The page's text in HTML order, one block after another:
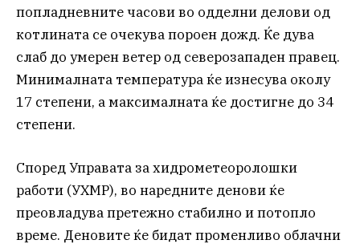
попладневните часови во одделни делови од
котлината се очекува пороен дожд. Ќе дува
слаб до умерен ветер од северозападен правец.
Минималната температура ќе изнесува околу
17 степени, а максималната ќе достигне до 34
степени.
Според Управата за хидрометеоролошки
работи (УХМР), во наредните денови ќе
преовладува претежно стабилно и потопло
време. Деновите ќе бидат променливо облачни